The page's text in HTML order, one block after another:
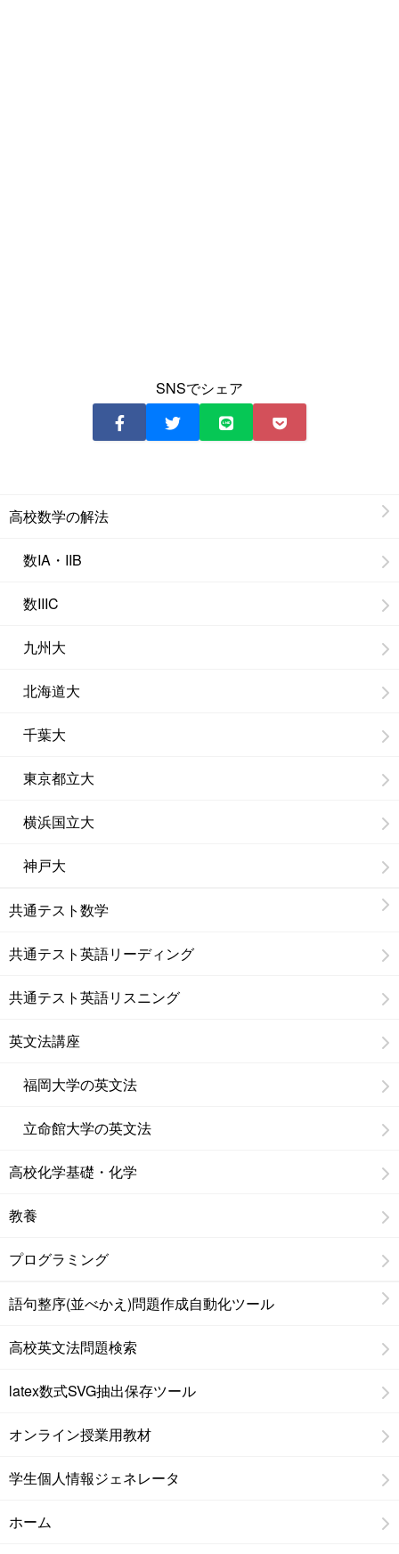
SNSでシェア
高校数学の解法
数IA・IIB
数IIIC
九州大
北海道大
千葉大
東京都立大
横浜国立大
神戸大
共通テスト数学
共通テスト英語リーディング
共通テスト英語リスニング
英文法講座
福岡大学の英文法
立命館大学の英文法
高校化学基礎・化学
教養
プログラミング
語句整序(並べかえ)問題作成自動化ツール
高校英文法問題検索
latex数式SVG抽出保存ツール
オンライン授業用教材
学生個人情報ジェネレータ
ホーム